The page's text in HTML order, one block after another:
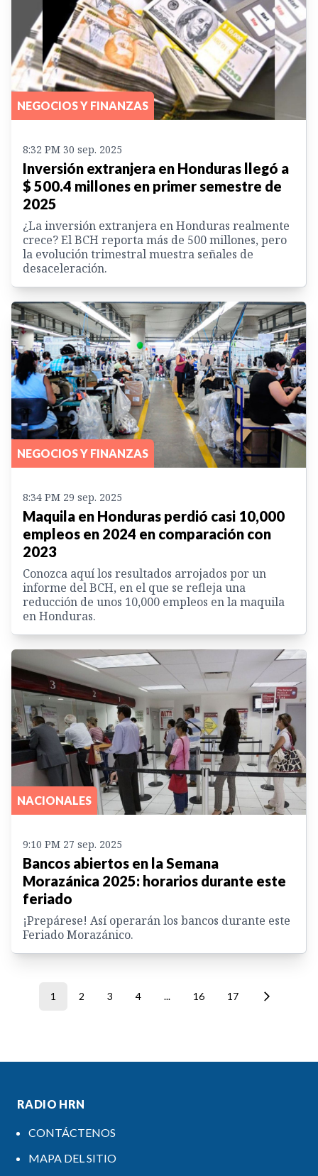
NEGOCIOS Y FINANZAS
8:32 PM 30 sep. 2025
Inversión extranjera en Honduras llegó a
$ 500.4 millones en primer semestre de
2025
¿La inversión extranjera en Honduras realmente
crece? El BCH reporta más de 500 millones, pero
la evolución trimestral muestra señales de
desaceleración.
NEGOCIOS Y FINANZAS
8:34 PM 29 sep. 2025
Maquila en Honduras perdió casi 10,000
empleos en 2024 en comparación con
2023
Conozca aquí los resultados arrojados por un
informe del BCH, en el que se refleja una
reducción de unos 10,000 empleos en la maquila
en Honduras.
NACIONALES
9:10 PM 27 sep. 2025
Bancos abiertos en la Semana
Morazánica 2025: horarios durante este
feriado
¡Prepárese! Así operarán los bancos durante este
Feriado Morazánico.
1 2 3 4 ... 16 17
RADIO HRN
CONTÁCTENOS
MAPA DEL SITIO